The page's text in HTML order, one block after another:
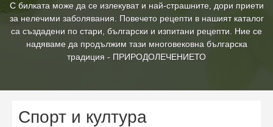
С билката може да се излекуват и най-страшните, дори приети
за нелечими заболявания. Повечето рецепти в нашият каталог
са създадени по стари, български и изпитани рецепти. Ние се
надяваме да продължим тази многовековна българска
традиция - ПРИРОДОЛЕЧЕНИЕТО
Спорт и култура